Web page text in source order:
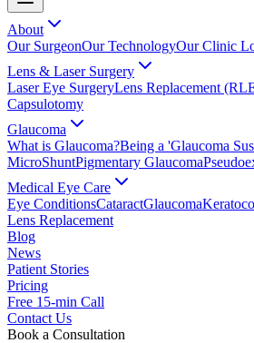
About
Our SurgeonOur TechnologyOur Clinic
Lens & Laser Surgery
Laser Eye SurgeryLens Replacement
Capsulotomy
Glaucoma
What is Glaucoma?Being a 'Glaucoma
MicroShuntPigmentary Glaucoma
Medical Eye Care
Eye ConditionsCataractGlaucoma
Lens Replacement
Blog
News
Patient Stories
Pricing
Free 15-min Call
Contact Us
Book a Consultation